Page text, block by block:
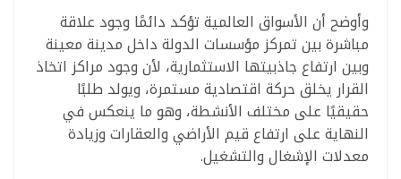
وأوضح أن الأسواق العالمية تؤكد دائمًا وجود علاقة
مباشرة بين تمركز مؤسسات الدولة داخل مدينة معينة
وبين ارتفاع جاذبيتها الاستثمارية، لأن وجود مراكز اتخاذ
القرار يخلق حركة اقتصادية مستمرة، ويولد طلبًا
حقيقيًا على مختلف الأنشطة، وهو ما ينعكس في
النهاية على ارتفاع قيم الأراضي والعقارات وزيادة
معدلات الإشغال والتشغيل.